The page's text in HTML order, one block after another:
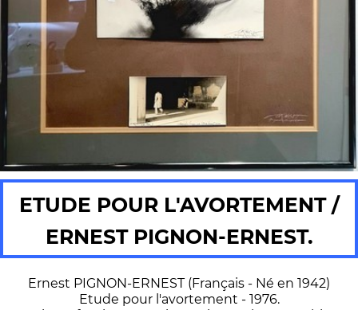
ETUDE POUR L'AVORTEMENT /
ERNEST PIGNON-ERNEST.
Ernest PIGNON-ERNEST (Français - Né en 1942)
Etude pour l'avortement - 1976.